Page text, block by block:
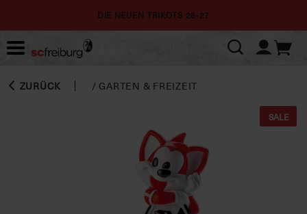
DIE NEUEN TRIKOTS 26-27
ZURÜCK / GARTEN & FREIZEIT
SALE